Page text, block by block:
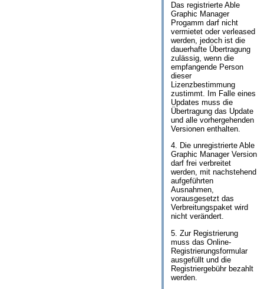
Das registrierte Able
Graphic Manager
Progamm darf nicht
vermietet oder verleased
werden, jedoch ist die
dauerhafte Übertragung
zulässig, wenn die
empfangende Person
dieser
Lizenzbestimmung
zustimmt. Im Falle eines
Updates muss die
Übertragung das Update
und alle vorhergehenden
Versionen enthalten.
4. Die unregistrierte Able
Graphic Manager Version
darf frei verbreitet
werden, mit nachstehend
aufgeführten
Ausnahmen,
vorausgesetzt das
Verbreitungspaket wird
nicht verändert.
5. Zur Registrierung
muss das Online-
Registrierungsformular
ausgefüllt und die
Registriergebühr bezahlt
werden.